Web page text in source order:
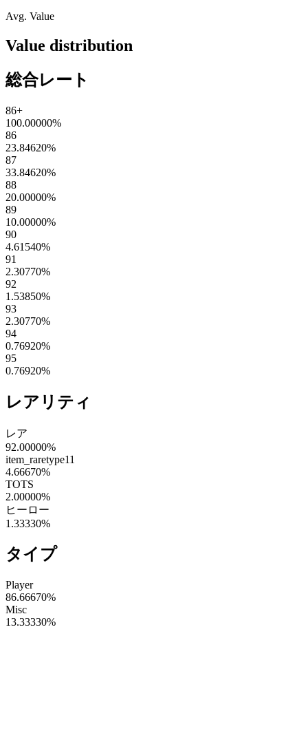
Avg. Value
Value distribution
総合レート
86+
100.00000%
86
23.84620%
87
33.84620%
88
20.00000%
89
10.00000%
90
4.61540%
91
2.30770%
92
1.53850%
93
2.30770%
94
0.76920%
95
0.76920%
レアリティ
レア
92.00000%
item_raretype11
4.66670%
TOTS
2.00000%
ヒーロー
1.33330%
タイプ
Player
86.66670%
Misc
13.33330%